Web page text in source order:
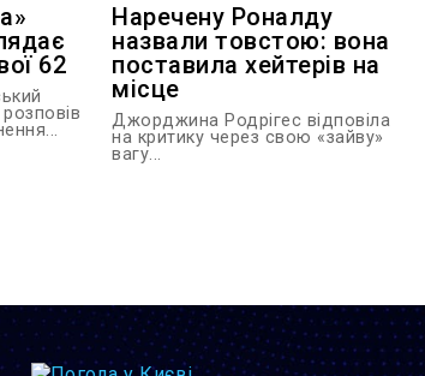
62
Наречену Роналду
назвали товстою: вона
поставила хейтерів на
місце
Джорджина Родрігес відповіла
на критику через свою «зайву»
вагу...